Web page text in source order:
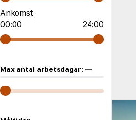
Ankomst
00:00
24:00
Max antal arbetsdagar: —